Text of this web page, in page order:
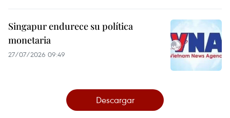
Singapur endurece su política
monetaria
27/07/2026 09:49
Descargar